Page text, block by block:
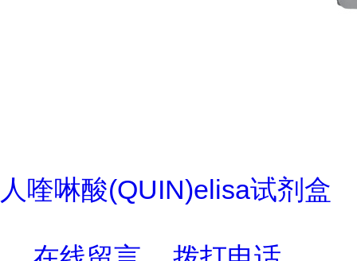
人喹啉酸(QUIN)elisa试剂盒